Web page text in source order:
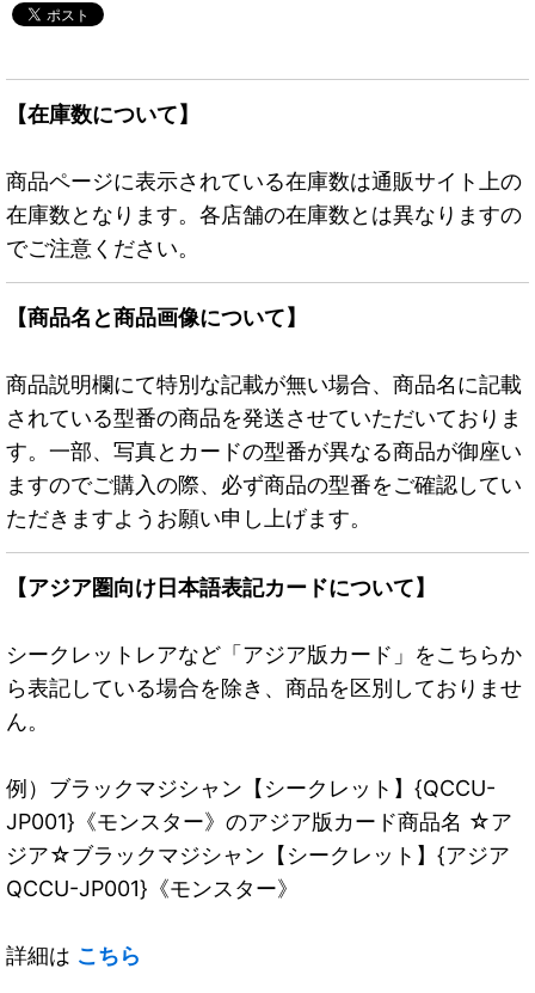
【在庫数について】
商品ページに表示されている在庫数は通販サイト上の
在庫数となります。各店舗の在庫数とは異なりますの
でご注意ください。
【商品名と商品画像について】
商品説明欄にて特別な記載が無い場合、商品名に記載
されている型番の商品を発送させていただいておりま
す。一部、写真とカードの型番が異なる商品が御座い
ますのでご購入の際、必ず商品の型番をご確認してい
ただきますようお願い申し上げます。
【アジア圏向け日本語表記カードについて】
シークレットレアなど「アジア版カード」をこちらか
ら表記している場合を除き、商品を区別しておりませ
ん。
例）ブラックマジシャン【シークレット】{QCCU-
JP001}《モンスター》のアジア版カード商品名 ☆ア
ジア☆ブラックマジシャン【シークレット】{アジア
QCCU-JP001}《モンスター》
詳細は こちら